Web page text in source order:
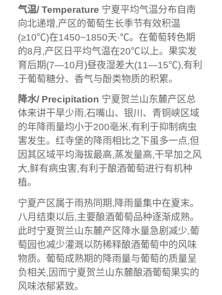
气温/ Temperature 宁夏平均气温分布自南
向北递增,产区的葡萄生长季节有效积温
(≥10℃)在1450~1850天·℃。在葡萄转色期
的8月,产区日平均气温在20℃以上。果实发
育后期(7—10月)昼夜湿差大(11—15℃),有利
于葡萄糖分、香气与酚类物质的积累。
降水/ Precipitation 宁夏贺兰山东麓产区总
体来讲干旱少雨,石嘴山、银川、青铜峡区域
的年降雨量均小于200亳米,有利于抑制病虫
害发生。红寺堡的降雨相比之下虽多一点,但
因其区域平均海拔最高,蒸发量高,干早加之风
大,鲜有病虫害,有利于酿酒葡萄进行有机种
植。
宁夏产区属于雨热同期,降雨量集中在夏末。
八月结東以后,主要酿酒葡萄品种逐渐成熟。
此时宁夏贺兰山东麓产区降水量急剧减少,葡
萄园也减少灌溉以防稀释酿酒葡萄中的风味
物质。葡萄成熟期的降雨量与葡萄的质量呈
负相关,因而宁夏贺兰山东麓酿酒葡萄果实的
风味浓郁紧致。